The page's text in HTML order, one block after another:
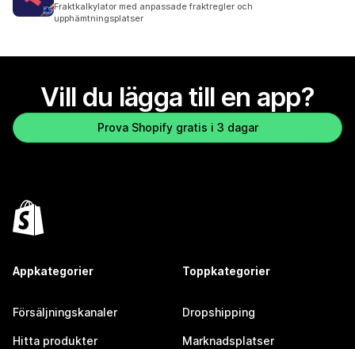
Fraktkalkylator med anpassade fraktregler och
upphämtningsplatser
Vill du lägga till en app?
Prova Shopify gratis i 3 dagar
Appkategorier
Försäljningskanaler
Hitta produkter
Toppkategorier
Dropshipping
Marknadsplatser